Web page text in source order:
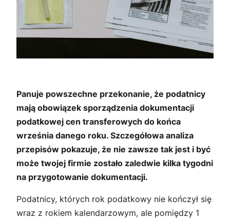
Panuje powszechne przekonanie, że podatnicy
mają obowiązek sporządzenia dokumentacji
podatkowej cen transferowych do końca
września danego roku. Szczegółowa analiza
przepisów pokazuje, że nie zawsze tak jest i być
może twojej firmie zostało zaledwie kilka tygodni
na przygotowanie dokumentacji.
Podatnicy, których rok podatkowy nie kończył się
wraz z rokiem kalendarzowym, ale pomiędzy 1